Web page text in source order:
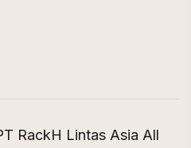
RackH Lintas Asia All